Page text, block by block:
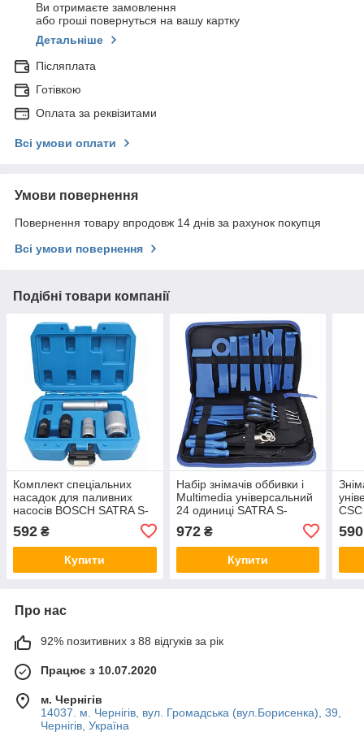
Ви отримаєте замовлення
або гроші повернуться на вашу картку
Детальніше
Післяплата
Готівкою
Оплата за реквізитами
Всі умови оплати
Умови повернення
Повернення товару впродовж 14 днів за рахунок покупця
Всі умови повернення
Подібні товари компанії
Комплект спеціальних
насадок для паливних
насосів BOSCH SATRA S-
592 ₴
Купити
Набір знімачів оббивки і
Multimedia універсальний
24 одиниці SATRA S-
972₴
Купити
CSC
590
Про нас
92% позитивних з 88 відгуків за рік
Працює з 10.07.2020
м. Чернігів
14037. м. Чернігів, вул. Громадська (вул.Борисенка), 39,
Чернігів, Україна